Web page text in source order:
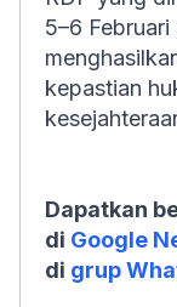
5–6
kepastian
Dapatkan
di Google
di grup